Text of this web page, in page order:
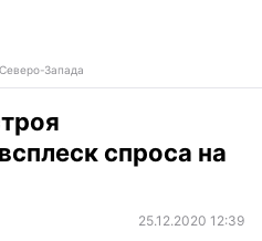
Запада
спроса на
25.12.2020 12:39